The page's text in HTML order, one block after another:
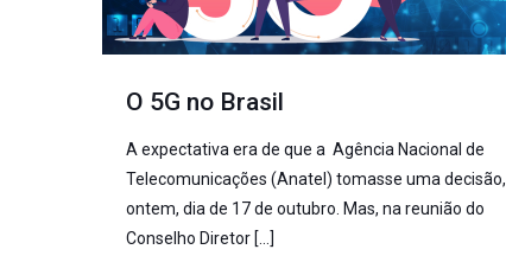
O 5G no Brasil
A expectativa era de que a Agência Nacional de
Telecomunicações (Anatel) tomasse uma decisão,
ontem, dia de 17 de outubro. Mas, na reunião do
Conselho Diretor[…]